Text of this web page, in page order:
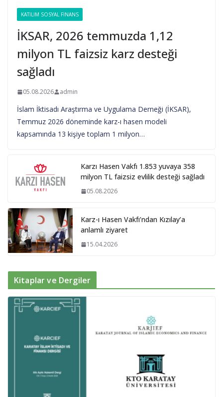
KATILIM SOSYAL FINANS
İKSAR, 2026 temmuzda 1,12
milyon TL faizsiz karz desteği
sağladı
05.08.2026 admin
İslam İktisadı Araştırma ve Uygulama Derneği (İKSAR),
Temmuz 2026 döneminde karz-ı hasen modeli
kapsamında 13 kişiye toplam 1 milyon…
Karzı Hasen Vakfı 1.853 yuvaya 358
milyon TL faizsiz evlilik desteği sağladı
05.08.2026
Karz-ı Hasen Vakfı’ndan Kızılay’a
anlamlı ziyaret
15.04.2026
Kitaplar ve Dergiler